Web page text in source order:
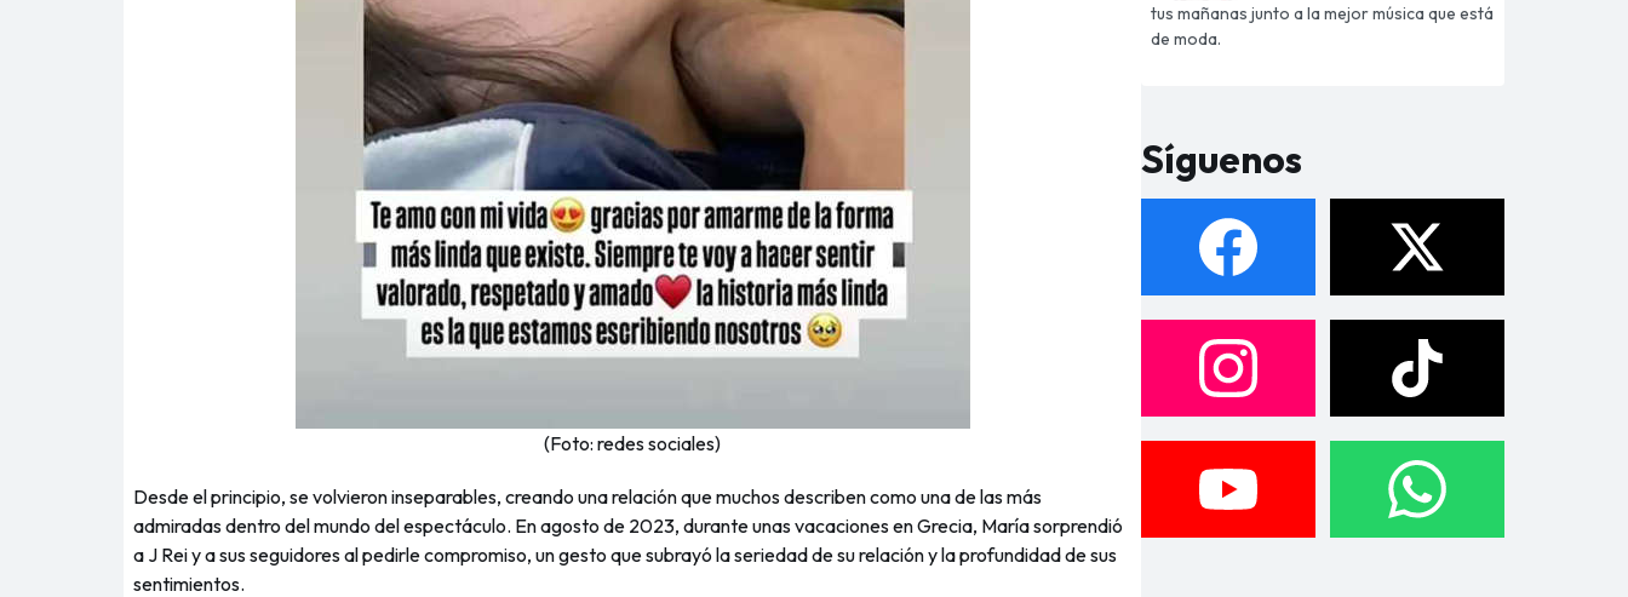
(Foto: redes sociales)
Desde el principio, se volvieron inseparables, creando una relación que muchos describen como una de las más
admiradas dentro del mundo del espectáculo. En agosto de 2023, durante unas vacaciones en Grecia, María sorprendió
a J Rei y a sus seguidores al pedirle compromiso, un gesto que subrayó la seriedad de su relación y la profundidad de sus
sentimientos.
tus mañanas junto a la mejor música que está
de moda.
Síguenos